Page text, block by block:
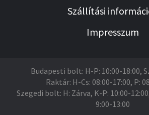
Szállítási
Impresszum
Budapesti bolt: H-P: 10:00-18:00,
Raktár: H-Cs: 08:00-17:00, P:
Szegedi bolt: H: Zárva, K-P: 10:00-
9:00-13:00